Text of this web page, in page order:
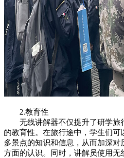
2.教育性
无线讲解器不仅提升了研学旅
的教育性。在旅行途中，学生们
多景点的知识和信息，从而加深
方面的认识。同时，讲解员使用无